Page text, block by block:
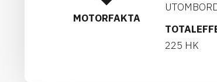
MOTORFAKTA
225 HK